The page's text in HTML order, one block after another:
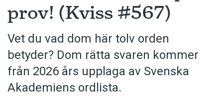
Artiklar
Krönikor
Språkfrågor
Skrivtips
Bokrecensioner
prov! (Kviss #567)
Vet du vad dom här tolv orden
betyder? Dom rätta svaren kommer
från 2026 års upplaga av Svenska
Akademiens ordlista.